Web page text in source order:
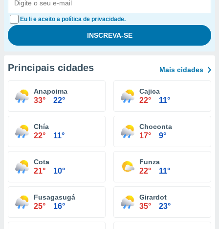
Eu li e aceito a política de privacidade.
Principais cidades Mais cidades
Anapoima
33° 22°
Cajica
22° 11°
Chía
22° 11°
Choconta
17° 9°
Cota
21° 10°
Funza
22° 11°
Fusagasugá
25° 16°
Girardot
35° 23°